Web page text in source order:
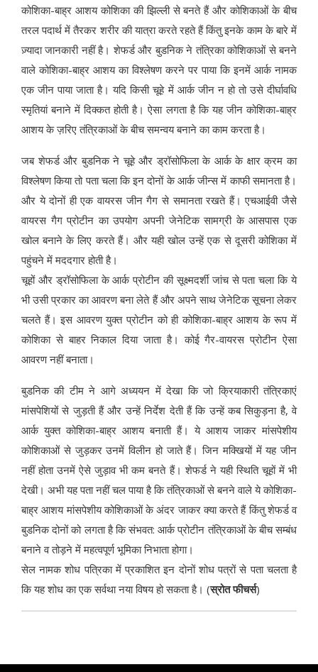
कोशिका-बाह्र आशय कोशिका की झिल्ली से बनते हैं और कोशिकाओं के बीच
तरल पदार्थ में तैरकर शरीर की यात्रा करते रहते हैं किंतु इनके काम के बारे में
ज़्यादा जानकारी नहीं है। शेफर्ड और बुडनिक ने तंत्रिका कोशिकाओं से बनने
वाले कोशिका-बाह्र आशय का विश्लेषण करने पर पाया कि इनमें आर्क नामक
एक जीन पाया जाता है। यदि किसी चूहे में आर्क जीन न हो तो उसे दीर्घावधि
स्मृतियां बनाने में दिक्कत होती है। ऐसा लगता है कि यह जीन कोशिका-बाह्र
आशय के ज़रिए तंत्रिकाओं के बीच समन्वय बनाने का काम करता है।
जब शेफर्ड और बुडनिक ने चूहे और ड्रॉसोफिला के आर्क के क्षार क्रम का
विश्लेषण किया तो पता चला कि इन दोनों के आर्क जीन्स में काफी समानता है।
और ये दोनों ही एक वायरस जीन गैग से समानता रखते हैं। एचआईवी जैसे
वायरस गैग प्रोटीन का उपयोग अपनी जेनेटिक सामग्री के आसपास एक
खोल बनाने के लिए करते हैं। और यही खोल उन्हें एक से दूसरी कोशिका में
पहुंचने में मददगार होती है।
चूहों और ड्रॉसोफिला के आर्क प्रोटीन की सूक्ष्मदर्शी जांच से पता चला कि ये
भी उसी प्रकार का आवरण बना लेते हैं और अपने साथ जेनेटिक सूचना लेकर
चलते हैं। इस आवरण युक्त प्रोटीन को ही कोशिका-बाह्र आशय के रूप में
कोशिका से बाहर निकाल दिया जाता है। कोई गैर-वायरस प्रोटीन ऐसा
आवरण नहीं बनाता।
बुडनिक की टीम ने आगे अध्ययन में देखा कि जो क्रियाकारी तंत्रिकाएं
मांसपेशियों से जुड़ती हैं और उन्हें निर्देश देती हैं कि उन्हें कब सिकुड़ना है, वे
आर्क युक्त कोशिका-बाह्र आशय बनाती हैं। ये आशय जाकर मांसपेशीय
कोशिकाओं से जुड़कर उनमें विलीन हो जाते हैं। जिन मक्खियों में यह जीन
नहीं होता उनमें ऐसे जुड़ाव भी कम बनते हैं। शेफर्ड ने यही स्थिति चूहों में भी
देखी। अभी यह पता नहीं चल पाया है कि तंत्रिकाओं से बनने वाले ये कोशिका-
बाह्र आशय मांसपेशीय कोशिकाओं के अंदर जाकर क्या करते हैं किंतु शेफर्ड व
बुडनिक दोनों को लगता है कि संभवत: आर्क प्रोटीन तंत्रिकाओं के बीच सम्बंध
बनाने व तोड़ने में महत्वपूर्ण भूमिका निभाता होगा।
सेल नामक शोध पत्रिका में प्रकाशित इन दोनों शोध पत्रों से पता चलता है
कि यह शोध का एक सर्वथा नया विषय हो सकता है। (स्रोत फीचर्स)